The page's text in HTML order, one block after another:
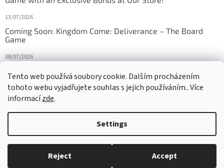
Tento web používá soubory cookie. Dalším procházením
tohoto webu vyjadřujete souhlas s jejich používáním.. Více
informacízde.
Settings
Reject Accept
13/07/2026
Coming Soon: Kingdom Come: Deliverance – The Board
Game
08/07/2026
27/10/2025
Created by Shoptet
Copyright 2026HRAS Edit cookie settings